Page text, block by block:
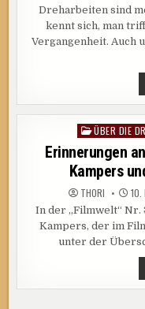
Dreharbeiten sind
kennt sich, man
Vergangenheit. Auch
Posted
ÜBER DIE
Erinnerungen
Kampers
THORI 10.
In der „Filmwelt“ Nr.
Kampers, der im
unter der